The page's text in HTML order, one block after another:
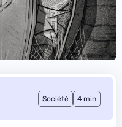
Société 4 min